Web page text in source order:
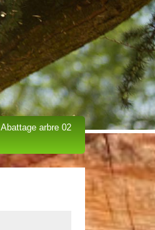
Abattage arbre 02